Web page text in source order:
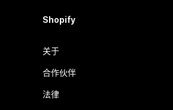
Shopify
关于
合作伙伴
法律